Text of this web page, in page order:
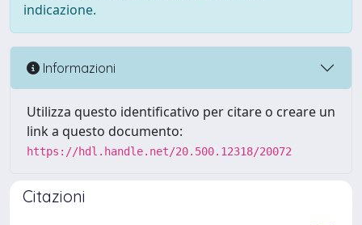
indicazione.
Informazioni
Utilizza questo identificativo per citare o creare un
link a questo documento:
https://hdl.handle.net/20.500.12318/20072
Citazioni